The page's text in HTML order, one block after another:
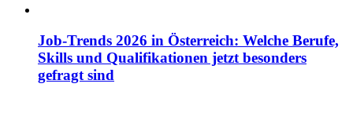
Job-Trends 2026 in Österreich: Welche Berufe,
Skills und Qualifikationen jetzt besonders
gefragt sind